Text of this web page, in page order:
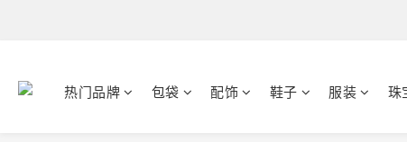
热门品牌 包袋 配饰 鞋子 服装 珠